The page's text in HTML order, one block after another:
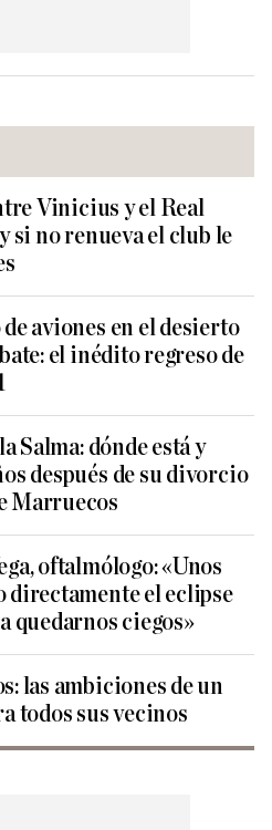
Vinicius y el Real
si no renueva el club le
aviones en el desierto
el inédito regreso de
Salma: dónde está y
después de su divorcio
Marruecos
oftalmólogo: «Unos
directamente el eclipse
quedarnos ciegos»
las ambiciones de un
todos sus vecinos